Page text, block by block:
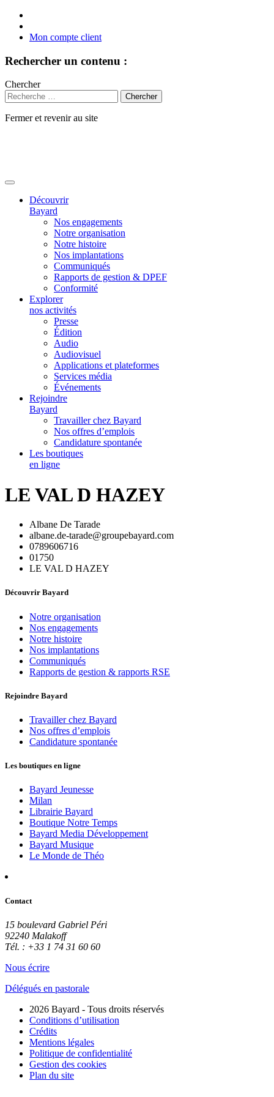
Mon compte client
Rechercher un contenu :
Chercher
Fermer et revenir au site
Découvrir
Bayard
Nos engagements
Notre organisation
Notre histoire
Nos implantations
Communiqués
Rapports de gestion & DPEF
Conformité
Explorer
nos activités
Presse
Édition
Audio
Audiovisuel
Applications et plateformes
Services média
Événements
Rejoindre
Bayard
Travailler chez Bayard
Nos offres d’emplois
Candidature spontanée
Les boutiques
en ligne
LE VAL D HAZEY
Albane De Tarade
albane.de-tarade@groupebayard.com
0789606716
01750
LE VAL D HAZEY
Découvrir Bayard
Notre organisation
Nos engagements
Notre histoire
Nos implantations
Communiqués
Rapports de gestion & rapports RSE
Rejoindre Bayard
Travailler chez Bayard
Nos offres d’emplois
Candidature spontanée
Les boutiques en ligne
Bayard Jeunesse
Milan
Librairie Bayard
Boutique Notre Temps
Bayard Media Développement
Bayard Musique
Le Monde de Théo
Contact
15 boulevard Gabriel Péri
92240 Malakoff
Tél. : +33 1 74 31 60 60
Nous écrire
Délégués en pastorale
2026 Bayard - Tous droits réservés
Conditions d’utilisation
Crédits
Mentions légales
Politique de confidentialité
Gestion des cookies
Plan du site